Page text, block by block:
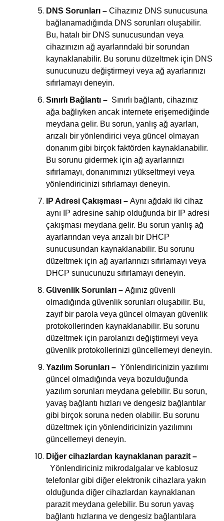
DNS Sorunları – Cihazınız DNS sunucusuna
bağlanamadığında DNS sorunları oluşabilir.
Bu, hatalı bir DNS sunucusundan veya
cihazınızın ağ ayarlarındaki bir sorundan
kaynaklanabilir. Bu sorunu düzeltmek için DNS
sunucunuzu değiştirmeyi veya ağ ayarlarınızı
sıfırlamayı deneyin.
Sınırlı Bağlantı – Sınırlı bağlantı, cihazınız
ağa bağlıyken ancak internete erişemediğinde
meydana gelir. Bu sorun, yanlış ağ ayarları,
arızalı bir yönlendirici veya güncel olmayan
donanım gibi birçok faktörden kaynaklanabilir.
Bu sorunu gidermek için ağ ayarlarınızı
sıfırlamayı, donanımınızı yükseltmeyi veya
yönlendiricinizi sıfırlamayı deneyin.
IP Adresi Çakışması – Aynı ağdaki iki cihaz
aynı IP adresine sahip olduğunda bir IP adresi
çakışması meydana gelir. Bu sorun yanlış ağ
ayarlarından veya arızalı bir DHCP
sunucusundan kaynaklanabilir. Bu sorunu
düzeltmek için ağ ayarlarınızı sıfırlamayı veya
DHCP sunucunuzu sıfırlamayı deneyin.
Güvenlik Sorunları – Ağınız güvenli
olmadığında güvenlik sorunları oluşabilir. Bu,
zayıf bir parola veya güncel olmayan güvenlik
protokollerinden kaynaklanabilir. Bu sorunu
düzeltmek için parolanızı değiştirmeyi veya
güvenlik protokollerinizi güncellemeyi deneyin.
Yazılım Sorunları – Yönlendiricinizin yazılımı
güncel olmadığında veya bozulduğunda
yazılım sorunları meydana gelebilir. Bu sorun,
yavaş bağlantı hızları ve dengesiz bağlantılar
gibi birçok soruna neden olabilir. Bu sorunu
düzeltmek için yönlendiricinizin yazılımını
güncellemeyi deneyin.
Diğer cihazlardan kaynaklanan parazit –
Yönlendiriciniz mikrodalgalar ve kablosuz
telefonlar gibi diğer elektronik cihazlara yakın
olduğunda diğer cihazlardan kaynaklanan
parazit meydana gelebilir. Bu sorun yavaş
bağlantı hızlarına ve dengesiz bağlantılara